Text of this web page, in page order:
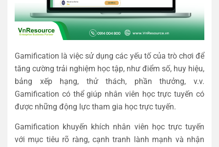
Gamification là việc sử dụng các yếu tố của trò chơi để
tăng cường trải nghiệm học tập, như điểm số, huy hiệu,
bảng xếp hạng, thử thách, phần thưởng, v.v.
Gamification có thể giúp nhân viên học trực tuyến có
được những động lực tham gia học trực tuyến.
Gamification khuyến khích nhân viên học trực tuyến
với mục tiêu rõ ràng, cạnh tranh lành mạnh và nhận